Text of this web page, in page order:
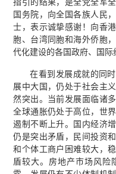
国务院，向全国各族人民
士，表示诚挚感谢！向香
胞、台湾同胞和海外侨胞
代化建设的各国政府、国际
在看到发展成就的同
展中大国，仍处于社会主
然突出。当前发展面临诸
全球通胀仍处于高位，世
遏制不断上升。国内经济
仍是突出矛盾，民间投资
和个体工商户困难较大，
盾较大。房地产市场风险